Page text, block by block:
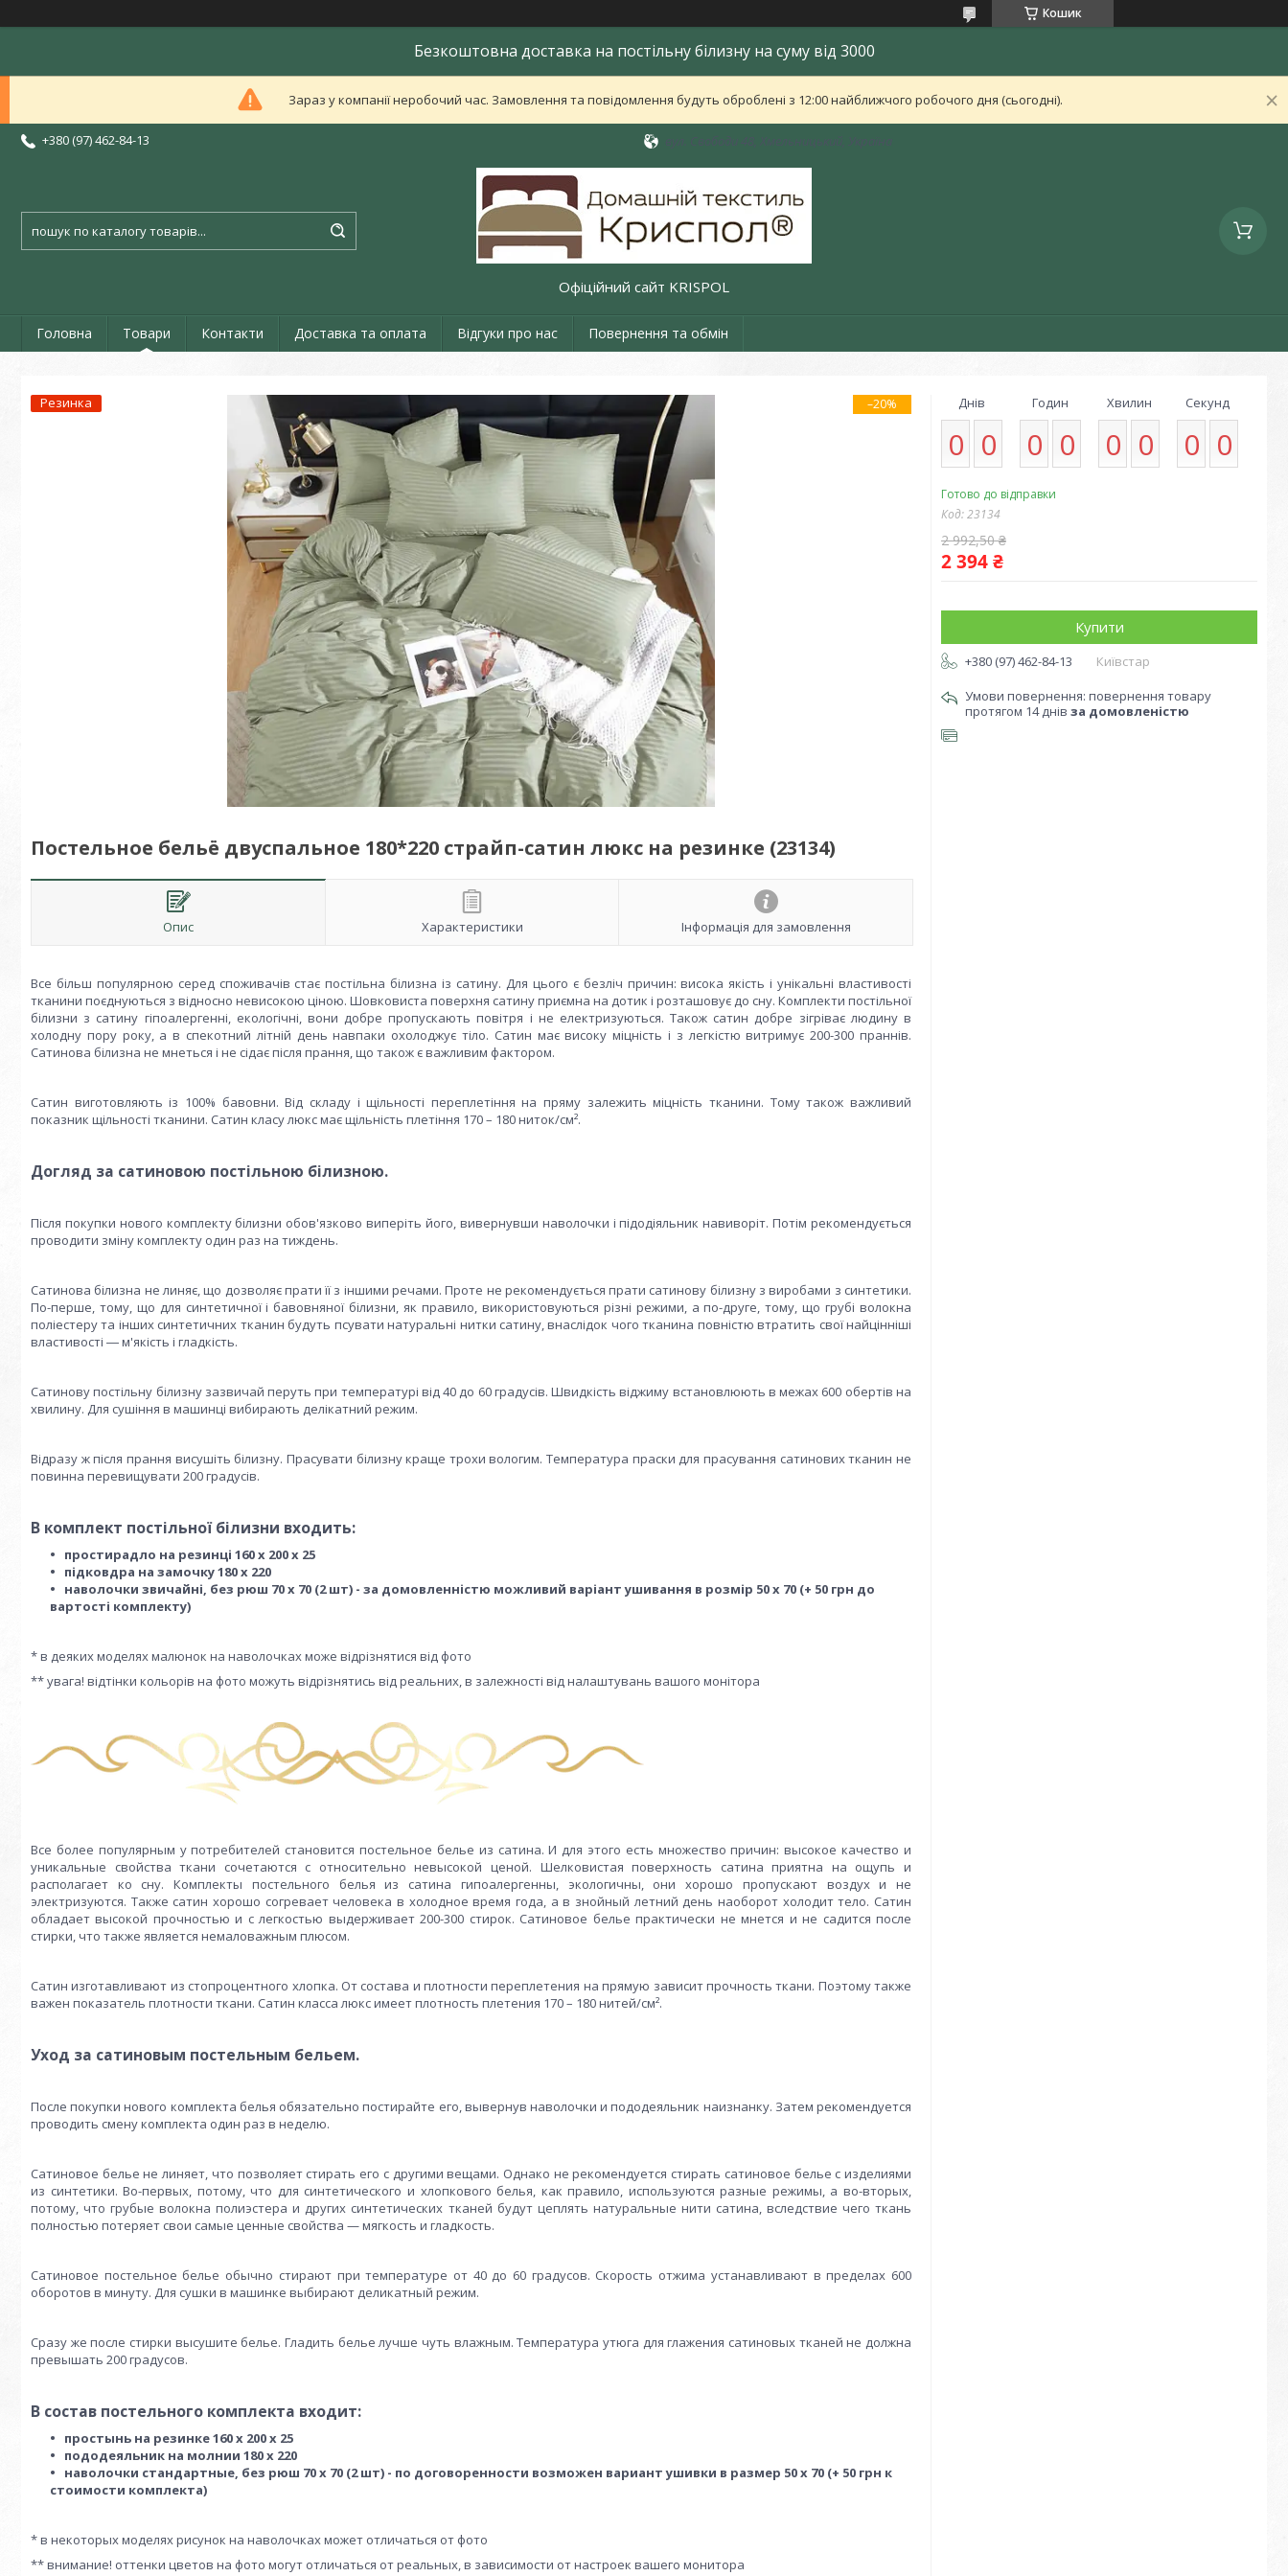
Кошик
Безкоштовна доставка на постільну білизну на суму від 3000
Зараз у компанії неробочий час. Замовлення та повідомлення будуть оброблені з 12:00 найближчого робочого дня (сьогодні).
+380 (97) 462-84-13
Офіційний сайт KRISPOL
Головна Товари Контакти Доставка та оплата Відгуки про нас Повернення та обмін
Резинка –20%
Постельное бельё двуспальное 180*220 страйп-сатин люкс на резинке (23134)
Опис Характеристики Інформація для замовлення
Все більш популярною серед споживачів стає постільна білизна із сатину. Для цього є безліч причин: висока якість і унікальні властивості
тканини поєднуються з відносно невисокою ціною. Шовковиста поверхня сатину приємна на дотик і розташовує до сну. Комплекти постільної
білизни з сатину гіпоалергенні, екологічні, вони добре пропускають повітря і не електризуються. Також сатин добре зігріває людину в
холодну пору року, а в спекотний літній день навпаки охолоджує тіло. Сатин має високу міцність і з легкістю витримує 200-300 праннів.
Сатинова білизна не мнеться і не сідає після прання, що також є важливим фактором.
Сатин виготовляють із 100% бавовни. Від складу і щільності переплетіння на пряму залежить міцність тканини. Тому також важливий
показник щільності тканини. Сатин класу люкс має щільність плетіння 170 – 180 ниток/см².
Догляд за сатиновою постільною білизною.
Після покупки нового комплекту білизни обов'язково виперіть його, вивернувши наволочки і підодіяльник навиворіт. Потім рекомендується
проводити зміну комплекту один раз на тиждень.
Сатинова білизна не линяє, що дозволяє прати її з іншими речами. Проте не рекомендується прати сатинову білизну з виробами з синтетики.
По-перше, тому, що для синтетичної і бавовняної білизни, як правило, використовуються різні режими, а по-друге, тому, що грубі волокна
поліестеру та інших синтетичних тканин будуть псувати натуральні нитки сатину, внаслідок чого тканина повністю втратить свої найцінніші
властивості ― м'якість і гладкість.
Сатинову постільну білизну зазвичай перуть при температурі від 40 до 60 градусів. Швидкість віджиму встановлюють в межах 600 обертів на
хвилину. Для сушіння в машинці вибирають делікатний режим.
Відразу ж після прання висушіть білизну. Прасувати білизну краще трохи вологим. Температура праски для прасування сатинових тканин не
повинна перевищувати 200 градусів.
В комплект постільної білизни входить:
простирадло на резинці 160 х 200 х 25
підковдра на замочку 180 х 220
наволочки звичайні, без рюш 70 х 70 (2 шт) - за домовленністю можливий варіант ушивання в розмір 50 х 70 (+ 50 грн до
вартості комплекту)
* в деяких моделях малюнок на наволочках може відрізнятися від фото
** увага! відтінки кольорів на фото можуть відрізнятись від реальних, в залежності від налаштувань вашого монітора
Все более популярным у потребителей становится постельное белье из сатина. И для этого есть множество причин: высокое качество и
уникальные свойства ткани сочетаются с относительно невысокой ценой. Шелковистая поверхность сатина приятна на ощупь и
располагает ко сну. Комплекты постельного белья из сатина гипоалергенны, экологичны, они хорошо пропускают воздух и не
электризуются. Также сатин хорошо согревает человека в холодное время года, а в знойный летний день наоборот холодит тело. Сатин
обладает высокой прочностью и с легкостью выдерживает 200-300 стирок. Сатиновое белье практически не мнется и не садится после
стирки, что также является немаловажным плюсом.
Сатин изготавливают из стопроцентного хлопка. От состава и плотности переплетения на прямую зависит прочность ткани. Поэтому также
важен показатель плотности ткани. Сатин класса люкс имеет плотность плетения 170 – 180 нитей/см².
Уход за сатиновым постельным бельем.
После покупки нового комплекта белья обязательно постирайте его, вывернув наволочки и пододеяльник наизнанку. Затем рекомендуется
проводить смену комплекта один раз в неделю.
Сатиновое белье не линяет, что позволяет стирать его с другими вещами. Однако не рекомендуется стирать сатиновое белье с изделиями
из синтетики. Во-первых, потому, что для синтетического и хлопкового белья, как правило, используются разные режимы, а во-вторых,
потому, что грубые волокна полиэстера и других синтетических тканей будут цеплять натуральные нити сатина, вследствие чего ткань
полностью потеряет свои самые ценные свойства — мягкость и гладкость.
Сатиновое постельное белье обычно стирают при температуре от 40 до 60 градусов. Скорость отжима устанавливают в пределах 600
оборотов в минуту. Для сушки в машинке выбирают деликатный режим.
Сразу же после стирки высушите белье. Гладить белье лучше чуть влажным. Температура утюга для глажения сатиновых тканей не должна
превышать 200 градусов.
В состав постельного комплекта входит:
простынь на резинке 160 х 200 х 25
пододеяльник на молнии 180 х 220
наволочки стандартные, без рюш 70 х 70 (2 шт) - по договоренности возможен вариант ушивки в размер 50 х 70 (+ 50 грн к
стоимости комплекта)
* в некоторых моделях рисунок на наволочках может отличаться от фото
** внимание! оттенки цветов на фото могут отличаться от реальных, в зависимости от настроек вашего монитора
Днів
0 0
Годин
0 0
Хвилин
0 0
Секунд
0 0
Готово до відправки
Код:23134
2 992,50 ₴
2 394 ₴
Купити
+380 (97) 462-84-13
Київстар
повернення товару
протягом 14 днів за домовленістю